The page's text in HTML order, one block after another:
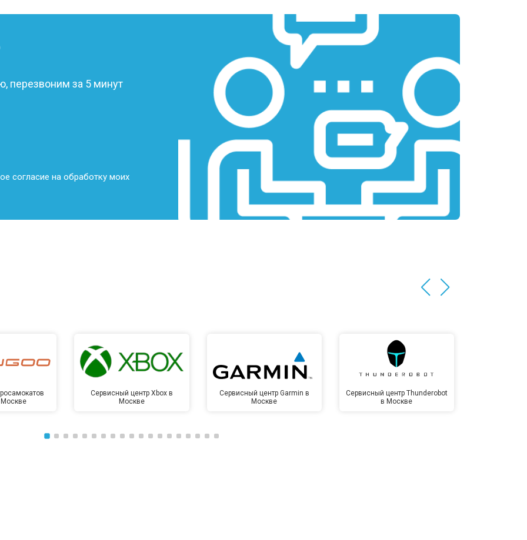
от 2300 ₽
от 2200 ₽ Заказать
от 3500 ₽ Заказать
от 70 мин Заказать
от 1700 ₽ Заказать
от 50 мин от 1500 ₽ Заказать
перезвоним за 5 минут
согласие на обработку моих
Москве
Сервисный центр Xbox в
Москве
Сервисный центр Garmin в
Москве
Сервисный центр Thunderobot
в Москве